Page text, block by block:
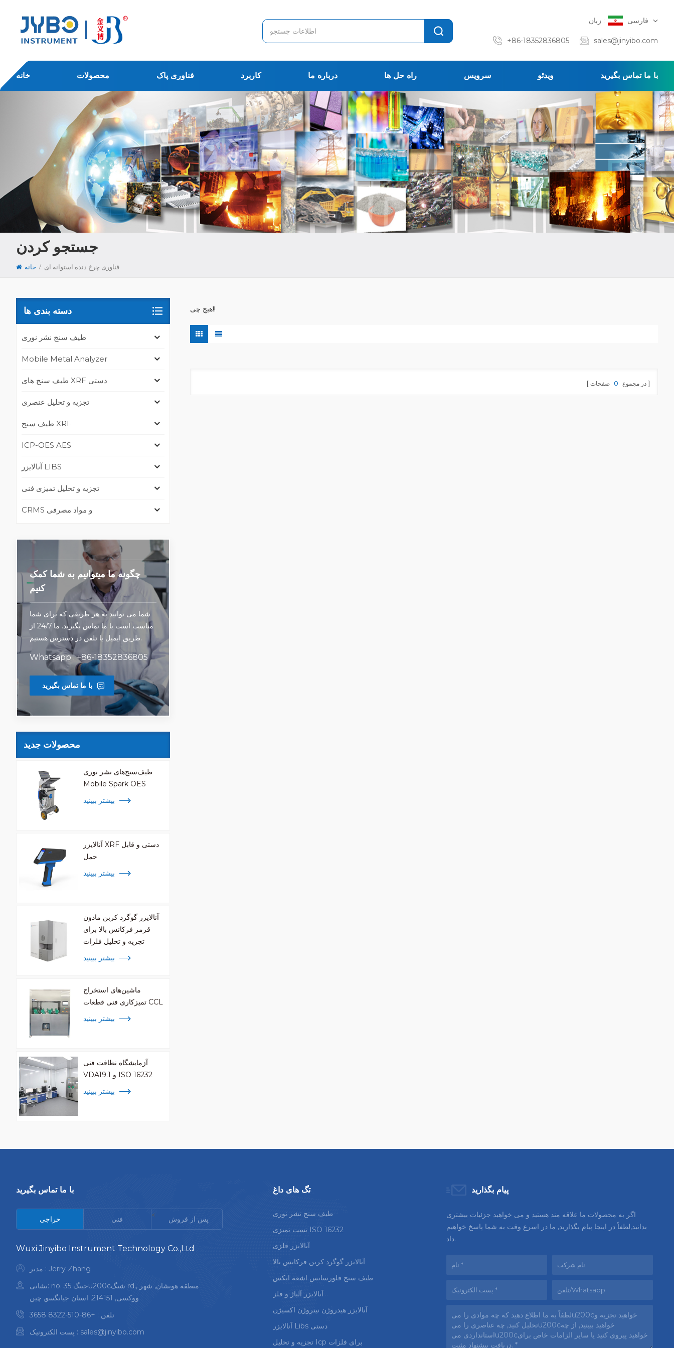
زبان : فارسی
+86-18352836805 sales@jinyibo.com
خانه محصولات فناوری پاک کاربرد درباره ما راه حل ها سرویس ویدئو با ما تماس بگیرید
جستجو کردن
خانه / فناوری چرخ دنده استوانه ای
دسته بندی ها
طیف سنج نشر نوری
Mobile Metal Analyzer
طیف سنج های XRF دستی
تجزیه و تحلیل عنصری
طیف سنج XRF
ICP-OES AES
آنالایزر LIBS
تجزیه و تحلیل تمیزی فنی
CRMS و مواد مصرفی
چگونه ما میتوانیم به شما کمک
کنیم
شما می توانید به هر طریقی که برای شما
مناسب است با ما تماس بگیرید. ما 24/7 از
طریق ایمیل یا تلفن در دسترس هستیم.
Whatsapp : +86-18352836805
با ما تماس بگیرید
محصولات جدید
طیف‌سنج‌های نشر نوری
Mobile Spark OES
بیشتر ببینید
آنالایزر XRF دستی و قابل
حمل
بیشتر ببینید
آنالایزر گوگرد کربن مادون
قرمز فرکانس بالا برای
تجزیه و تحلیل فلزات
بیشتر ببینید
ماشین‌های استخراج
تمیزکاری فنی قطعات CCL
بیشتر ببینید
آزمایشگاه نظافت فنی
VDA19.1 و ISO 16232
بیشتر ببینید
هیچ چی!!
در مجموع 0 صفحات
با ما تماس بگیرید
حراجی فنی < پس از فروش
Wuxi Jinyibo Instrument Technology Co.,Ltd
مدیر : Jerry Zhang
نشانی: no. 35 جینگu200cشنگ rd., منطقه هویشان, شهر
ووکسی, 214151, استان جیانگسو, چین
تلفن : +86-510-8322 3658
پست الکترونیک : sales@jinyibo.com
تگ های داغ
طیف سنج نشر نوری
تست تمیزی ISO 16232
آنالایزر فلزی
آنالایزر گوگرد کربن فرکانس بالا
طیف سنج فلورسانس اشعه ایکس
آنالایزر آلیاژ و فلز
آنالایزر هیدروژن نیتروژن اکسیژن
آنالایزر Libs دستی
تجزیه و تحلیل Icp برای فلزات
پیام بگذارید
اگر به محصولات ما علاقه مند هستید و می خواهید جزئیات بیشتری
بدانید,لطفاً در اینجا پیام بگذارید, ما در اسرع وقت به شما پاسخ خواهیم
داد.